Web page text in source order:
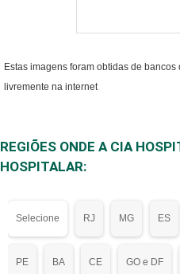
Estas imagens foram obtidas de
livremente na internet
REGIÕES ONDE A CIA
HOSPITALAR:
Selecione RJ MG ES
PE BA CE GO e DF